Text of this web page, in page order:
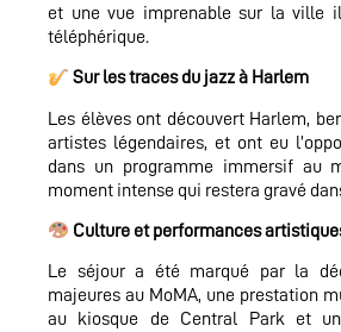
et une vue imprenable sur la ville
téléphérique.
Sur les traces du jazz à Harlem
Les élèves ont découvert Harlem,
artistes légendaires, et ont eu
dans un programme immersif au
moment intense qui restera gravé
Culture et performances
Le séjour a été marqué par la
majeures au MoMA, une prestation
au kiosque de Central Park et